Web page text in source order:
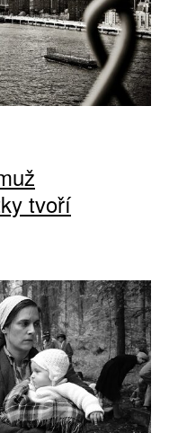
tvoří